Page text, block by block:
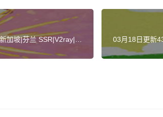
加坡|芬兰 SSR|V2ray|Cla
03月18日更新